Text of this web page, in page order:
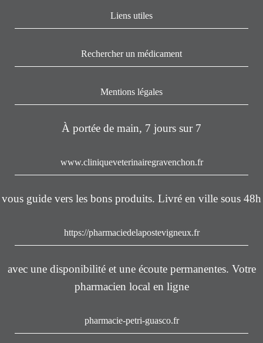
Liens utiles
Rechercher un médicament
Mentions légales
À portée de main, 7 jours sur 7
www.cliniqueveterinairegravenchon.fr
vous guide vers les bons produits. Livré en ville sous 48h
https://pharmaciedelapostevigneux.fr
avec une disponibilité et une écoute permanentes. Votre
pharmacien local en ligne
pharmacie-petri-guasco.fr